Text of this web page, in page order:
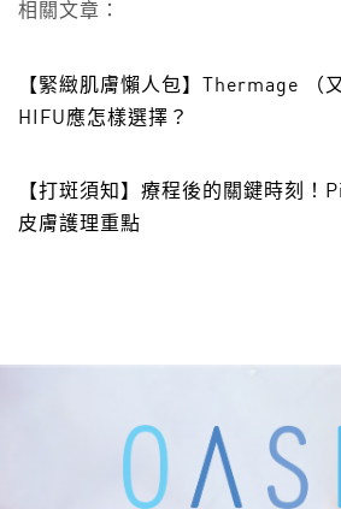
相關文章：
【緊緻肌膚懶人包】Thermage （
HIFU應怎樣選擇？
【打斑須知】療程後的關鍵時刻！
皮膚護理重點